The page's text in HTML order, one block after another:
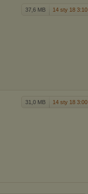
37,6 MB 14 sty 18 3:10
31,0 MB 14 sty 18 3:00